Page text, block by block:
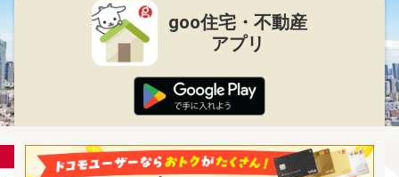
goo住宅・不動産
アプリ